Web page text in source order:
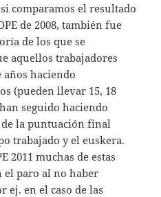
comparamos el resultado
de 2008, también fue
de los que se
aquellos trabajadores
haciendo
(pueden llevar 15, 18
seguido haciendo
la puntuación final
trabajado y el euskera.
2011 muchas de estas
el paro al no haber
ej. en el caso de las